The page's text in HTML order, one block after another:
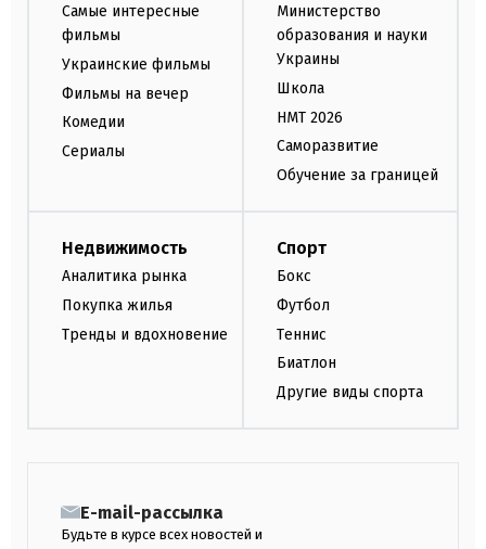
Самые интересные
фильмы
Украинские фильмы
Фильмы на вечер
Комедии
Сериалы
Министерство
образования и науки
Украины
Школа
НМТ 2026
Саморазвитие
Обучение за границей
Недвижимость
Аналитика рынка
Покупка жилья
Тренды и вдохновение
Спорт
Бокс
Футбол
Теннис
Биатлон
Другие виды спорта
E-mail-рассылка
Будьте в курсе всех новостей и